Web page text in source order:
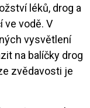
léků, drog a
ve vodě. V
vysvětlení
na balíčky drog
zvědavosti je